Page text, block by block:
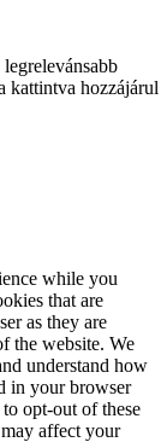
kattintva hozzájárul
while you
that are
as they are
the website. We
understand how
in your browser
opt-out of these
affect your